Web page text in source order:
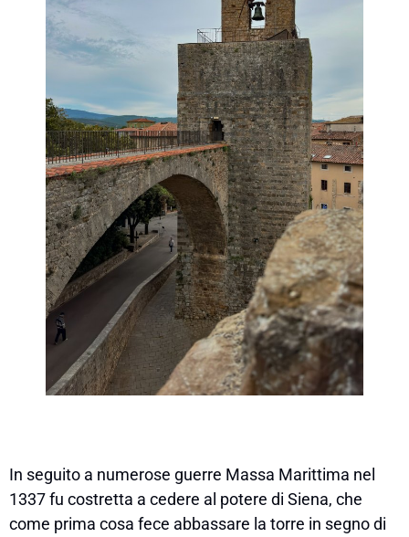
In seguito a numerose guerre Massa Marittima nel
1337 fu costretta a cedere al potere di Siena, che
come prima cosa fece abbassare la torre in segno di